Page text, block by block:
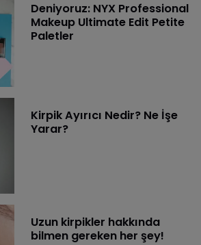
Deniyoruz: NYX Professional
Makeup Ultimate Edit Petite
Paletler
Kirpik Ayırıcı Nedir? Ne İşe
Yarar?
Uzun kirpikler hakkında
bilmen gereken her şey!